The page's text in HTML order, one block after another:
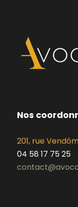
Nos
201, rue
04 58 17 75 25